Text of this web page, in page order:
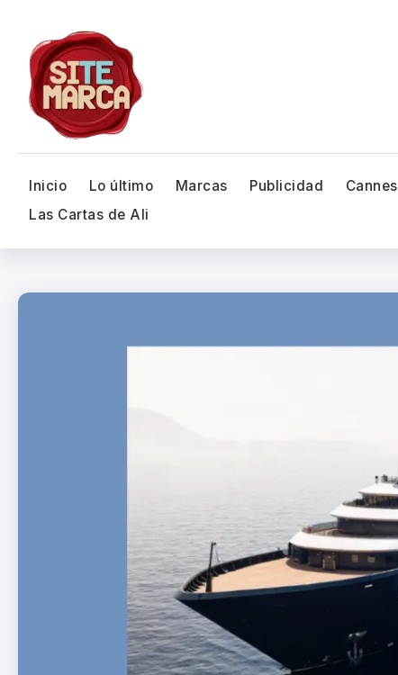
Inicio Lo último Marcas Publicidad Cannes
Las Cartas de Ali